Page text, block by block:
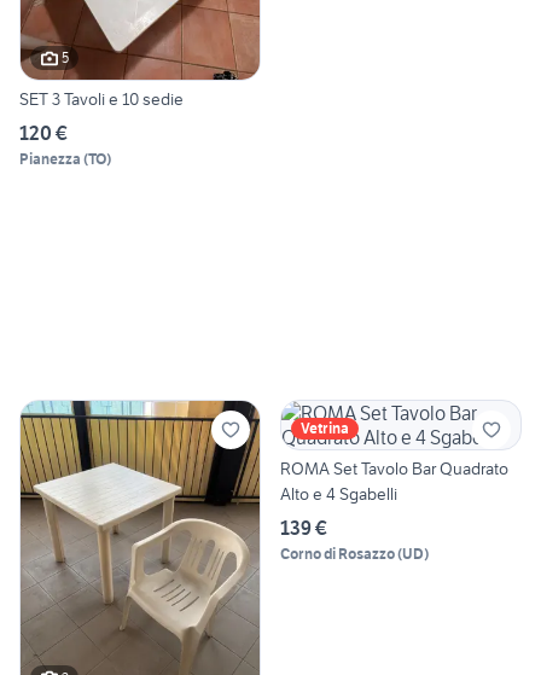
5
SET 3 Tavoli e 10 sedie
120 €
Pianezza (TO)
Vetrina
ROMA Set Tavolo Bar Quadrato
Alto e 4 Sgabelli
139 €
Corno di Rosazzo(UD)